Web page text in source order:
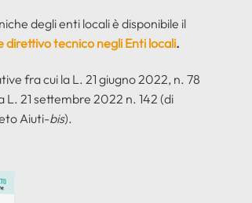
degli enti locali è disponibile il
tecnico negli Enti locali.
fra cui la L. 21 giugno 2022, n. 78
21 settembre 2022 n. 142 (di
Aiuti-bis).